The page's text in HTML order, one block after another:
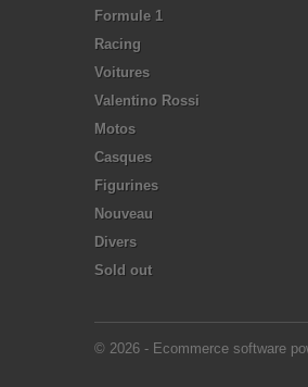
Formule 1
Racing
Voitures
Valentino Rossi
Motos
Casques
Figurines
Nouveau
Divers
Sold out
© 2026 - Ecommerce software